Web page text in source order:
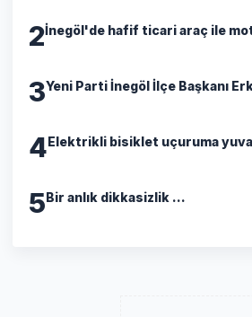
2İnegöl'de hafif ticari araç ile
3Yeni Parti İnegöl İlçe Başkanı
4Elektrikli bisiklet uçuruma
5Bir anlık dikkasizlik ...